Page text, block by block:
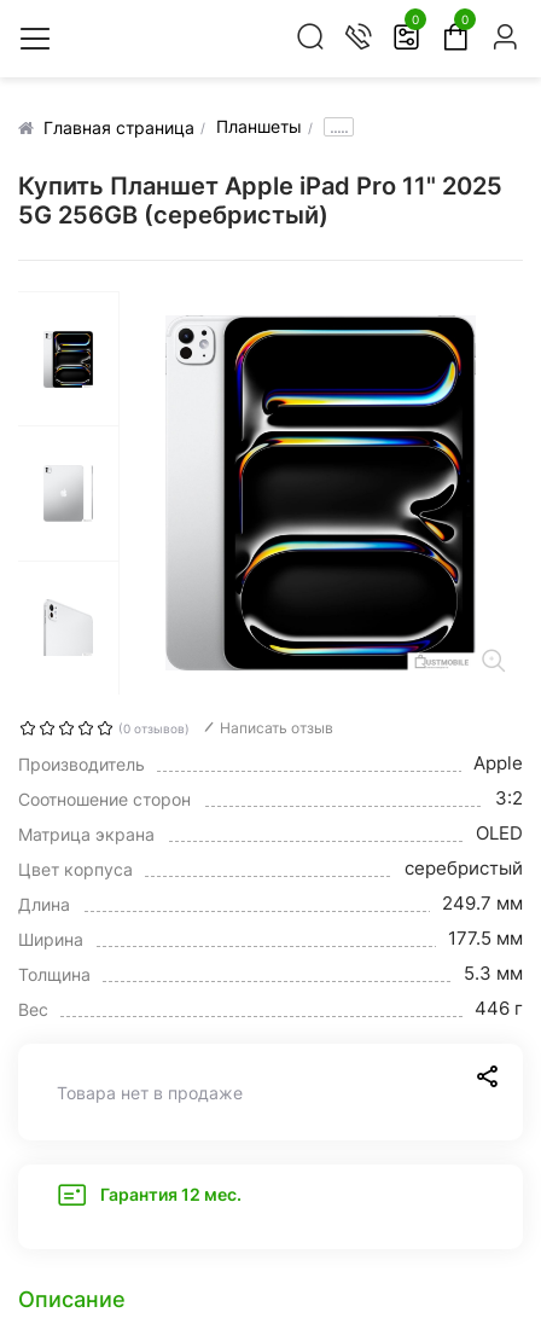
0 0
Главная страница Планшеты .....
Купить Планшет Apple iPad Pro 11" 2025
5G 256GB (серебристый)
(0 отзывов) Написать отзыв
Производитель Apple
Соотношение сторон 3:2
Матрица экрана OLED
Цвет корпуса серебристый
Длина 249.7 мм
Ширина 177.5 мм
Толщина 5.3 мм
Вес 446 г
Товара нет в продаже
Гарантия 12 мес.
Описание